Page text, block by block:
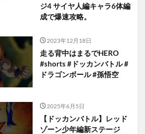
ジ4 サイヤ人編キャラ6体編
成で爆速攻略。
2023年12月18日
走る背中はまるでHERO
#shorts #ドッカンバトル #
ドラゴンボール #孫悟空
2025年6月5日
【ドッカンバトル】レッド
ゾーン少年編新ステージ